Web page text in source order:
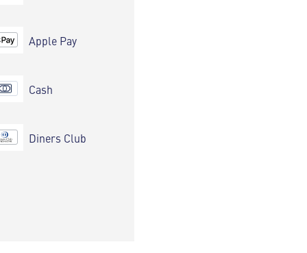
Apple Pay
Cash
Diners Club